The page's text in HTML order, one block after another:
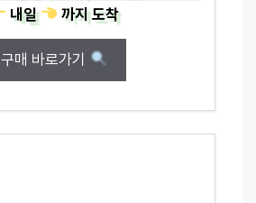
내일
까지도착
구매 바로가기